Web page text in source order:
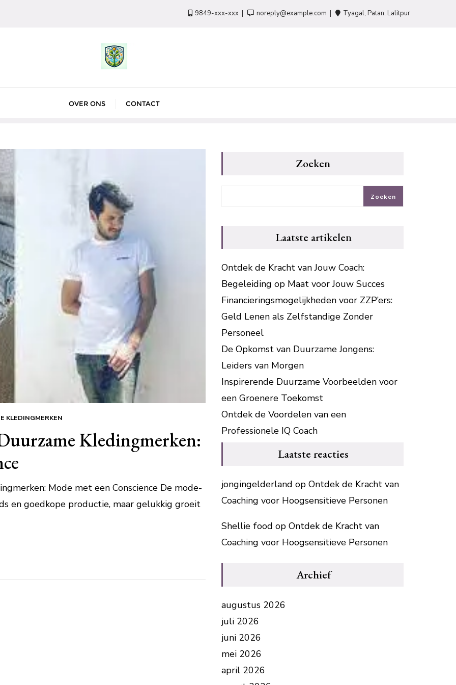
9849-xxx-xxx noreply@example.com Tyagal, Patan, Lalitpur
OVER ONS CONTACT
KLEDINGMERKEN
Kledingmerken:
Mode met een Conscience De mode-
en goedkope productie, maar gelukkig groeit
Zoeken
Zoeken
Laatste artikelen
Ontdek de Kracht van Jouw Coach:
Begeleiding op Maat voor Jouw Succes
Financieringsmogelijkheden voor ZZP’ers:
Geld Lenen als Zelfstandige Zonder
Personeel
De Opkomst van Duurzame Jongens:
Leiders van Morgen
Inspirerende Duurzame Voorbeelden voor
een Groenere Toekomst
Ontdek de Voordelen van een
Professionele IQ Coach
Laatste reacties
jongingelderland op Ontdek de Kracht van
Coaching voor Hoogsensitieve Personen
Shellie food op Ontdek de Kracht van
Coaching voor Hoogsensitieve Personen
Archief
augustus 2026
juli 2026
juni 2026
mei 2026
april 2026